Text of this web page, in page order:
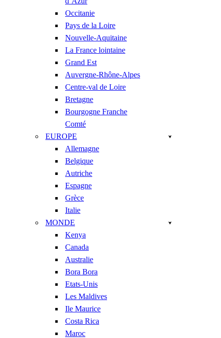
Occitanie
Pays de la Loire
Nouvelle-Aquitaine
La France lointaine
Grand Est
Auvergne-Rhône-Alpes
Centre-val de Loire
Bretagne
Bourgogne Franche
Comté
EUROPE
Allemagne
Belgique
Autriche
Espagne
Grèce
Italie
MONDE
Kenya
Canada
Australie
Bora Bora
Etats-Unis
Les Maldives
Ile Maurice
Costa Rica
Maroc